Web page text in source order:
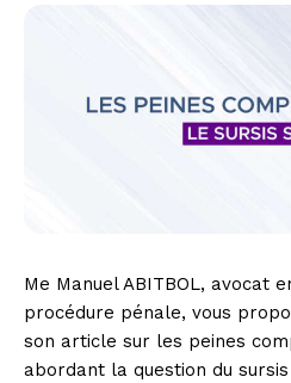
Me Manuel ABITBOL, avocat
procédure pénale, vous
son article sur les peines
abordant la question du